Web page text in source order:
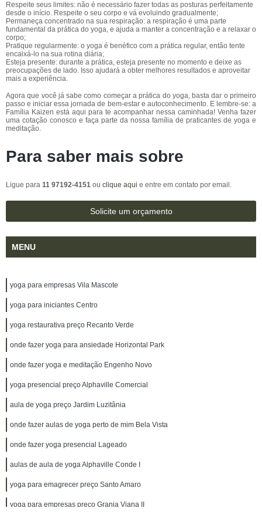
Respeite seus limites: não é necessário fazer todas as posturas perfeitamente
desde o início. Respeite o seu corpo e vá evoluindo gradualmente;
Permaneça concentrado na sua respiração: a respiração é uma parte
fundamental da prática do yoga, e ajuda a manter a concentração e a relaxar o
corpo;
Pratique regularmente: o yoga é benéfico com a prática regular, então tente
encaixá-lo na sua rotina diária;
Esteja presente: durante a prática, esteja presente no momento e deixe as
preocupações de lado. Isso ajudará a obter melhores resultados e aproveitar
mais a experiência.
Agora que você já sabe como começar a prática do yoga, basta dar o primeiro
passo e iniciar essa jornada de bem-estar e autoconhecimento. E lembre-se: a
Família Kaizen está aqui para te acompanhar nessa caminhada! Venha fazer
uma cotação conosco e faça parte da nossa família de praticantes de yoga e
meditação.
Para saber mais sobre
Ligue para 11 97192-4151 ou clique aqui e entre em contato por email.
Solicite um orçamento
MENU
yoga para empresas Vila Mascote
yoga para iniciantes Centro
yoga restaurativa preço Recanto Verde
onde fazer yoga para ansiedade Horizontal Park
onde fazer yoga e meditação Engenho Novo
yoga presencial preço Alphaville Comercial
aula de yoga preço Jardim Luzitânia
onde fazer aulas de yoga perto de mim Bela Vista
onde fazer yoga presencial Lageado
aulas de aula de yoga Alphaville Conde I
yoga para emagrecer preço Santo Amaro
yoga para empresas preço Granja Viana II